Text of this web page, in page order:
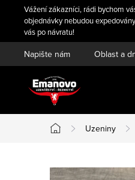
obsah
Vážení zákazníci, rádi bychom
objednávky nebudou
vás po návratu!
Napište nám Oblast a
Domů
Uzeniny